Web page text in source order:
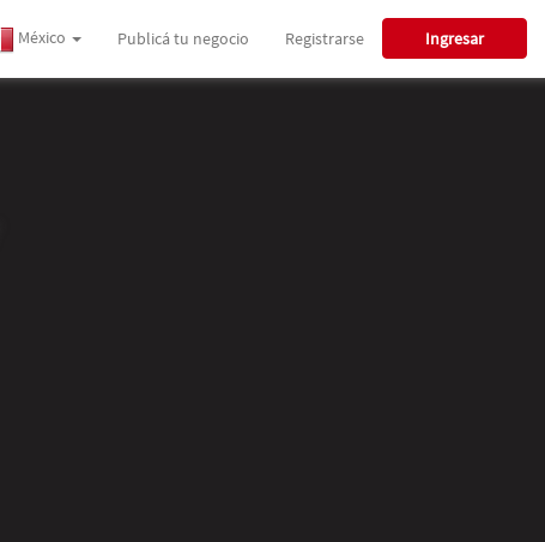
México Publicá tu negocio Registrarse Ingresar